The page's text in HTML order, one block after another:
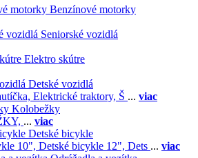
Benzínové motorky
Seniorské vozidlá
Elektro skútre
Detské vozidlá
Elektrické traktory, Š ... viac
Kolobežky
... viac
Detské bicykle
10", Detské bicykle 12", Dets ... viac